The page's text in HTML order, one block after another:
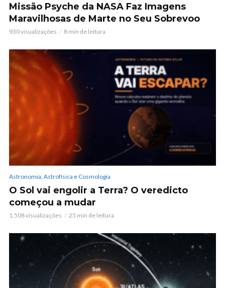
Missão Psyche da NASA Faz Imagens
Maravilhosas de Marte no Seu Sobrevoo
930 visualizações 8 min de leitura
Astronomia, Astrofísica e Cosmologia
O Sol vai engolir a Terra? O veredicto
começou a mudar
1.508 visualizações 25 min de leitura